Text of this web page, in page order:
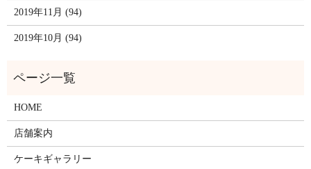
2019年11月 (94)
2019年10月 (94)
HOME
店舗案内
ケーキギャラリー